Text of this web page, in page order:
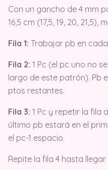
Con un gancho de 4 mm
16,5 cm (17,5, 19, 20, 21,5),
Fila 1: Trabajar pb en
Fila 2: 1 Pc (el pc uno no
largo de este patrón). Pb
ptos restantes.
Fila 3: 1 Pc y repetir la fila
último pb estará en el
el pc-1 espacio.
Repite la fila 4 hasta llegar